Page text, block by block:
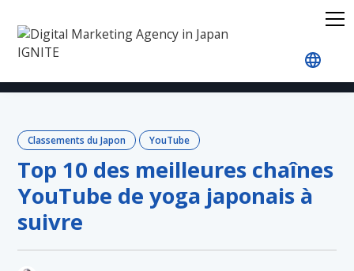
Classements du Japon YouTube
Top 10 des meilleures chaînes
YouTube de yoga japonais à
suivre